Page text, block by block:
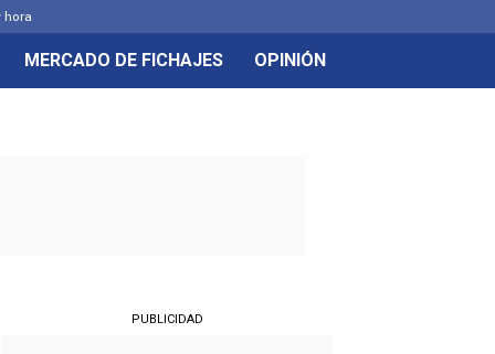
hora
MERCADO DE FICHAJES OPINIÓN
PUBLICIDAD